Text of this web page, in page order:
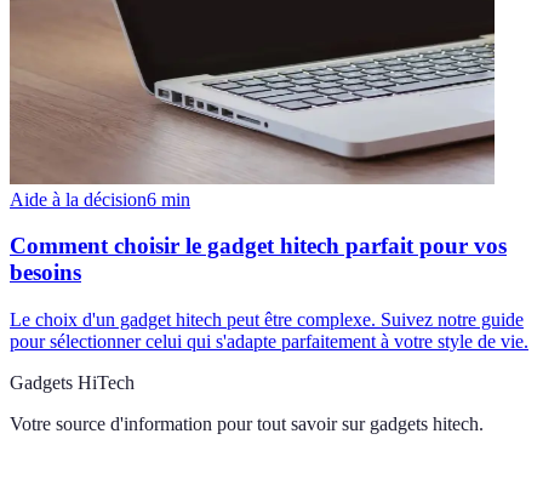
Aide à la décision6 min
Comment choisir le gadget hitech parfait pour vos
besoins
Le choix d'un gadget hitech peut être complexe. Suivez notre guide
pour sélectionner celui qui s'adapte parfaitement à votre style de vie.
Gadgets HiTech
Votre source d'information pour tout savoir sur gadgets hitech.